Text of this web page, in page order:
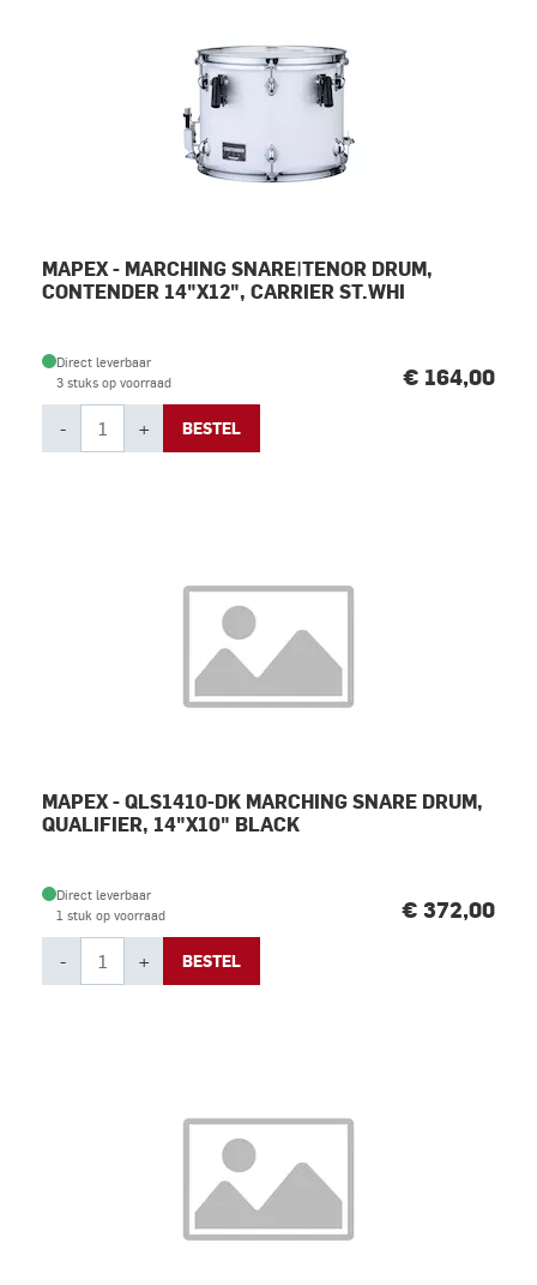
MAPEX - MARCHING SNARE|TENOR DRUM,
CONTENDER 14"X12", CARRIER ST.WHI
Direct leverbaar
3 stuks op voorraad
€ 164,00
- + BESTEL
MAPEX - QLS1410-DK MARCHING SNARE DRUM,
QUALIFIER, 14"X10" BLACK
Direct leverbaar
1 stuk op voorraad
€ 372,00
- + BESTEL